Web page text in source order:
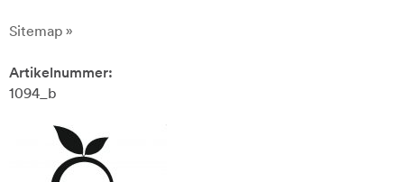
Sitemap »
Artikelnummer:
1094_b